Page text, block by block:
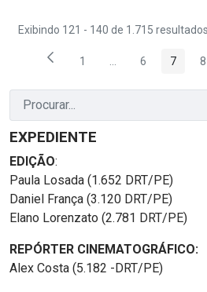
Exibindo 121 - 140 de 1.715 resultados.
Página
1 PáginasPágina
6 Página
7 8
EXPEDIENTE
EDIÇÃO:
Paula Losada (1.652 DRT/PE)
Daniel França (3.120 DRT/PE)
Elano Lorenzato (2.781 DRT/PE)
REPÓRTER CINEMATOGRÁFICO:
Alex Costa (5.182 -DRT/PE)